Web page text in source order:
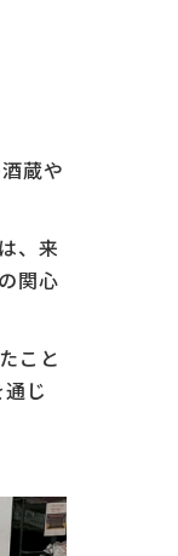
蔵や
、来
関心
こと
じ